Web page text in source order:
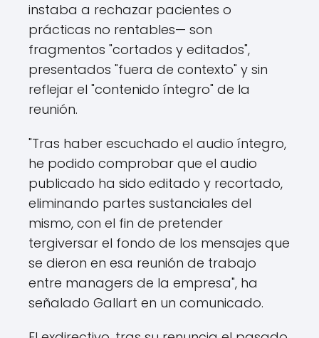
instaba a rechazar pacientes o
prácticas no rentables— son
fragmentos "cortados y editados",
presentados "fuera de contexto" y sin
reflejar el "contenido íntegro" de la
reunión.
"Tras haber escuchado el audio íntegro,
he podido comprobar que el audio
publicado ha sido editado y recortado,
eliminando partes sustanciales del
mismo, con el fin de pretender
tergiversar el fondo de los mensajes que
se dieron en esa reunión de trabajo
entre managers de la empresa", ha
señalado Gallart en un comunicado.